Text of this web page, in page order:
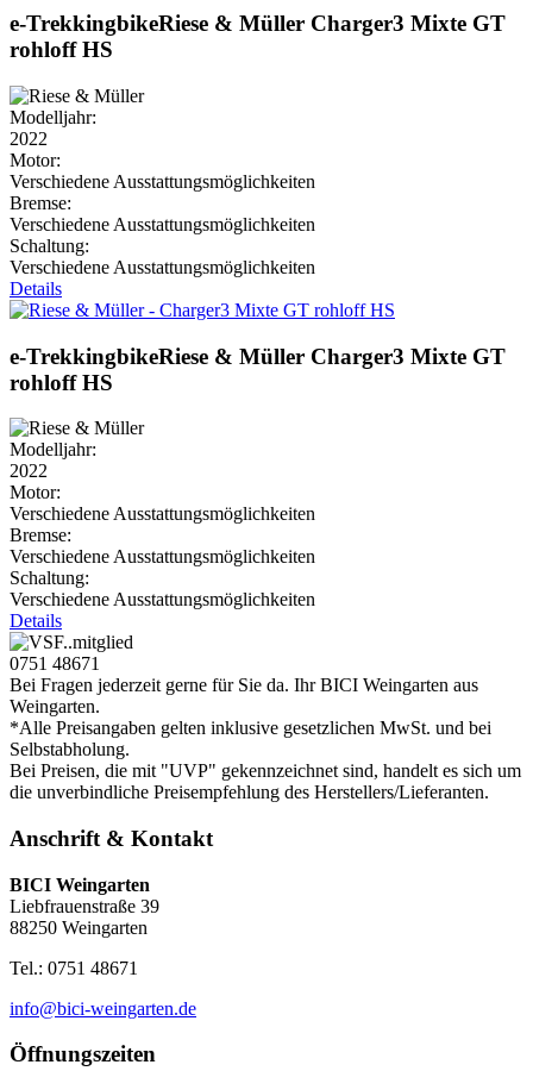
e-TrekkingbikeRiese & Müller Charger3 Mixte GT
rohloff HS
Modelljahr:
2022
Motor:
Verschiedene Ausstattungsmöglichkeiten
Bremse:
Verschiedene Ausstattungsmöglichkeiten
Schaltung:
Verschiedene Ausstattungsmöglichkeiten
Details
e-TrekkingbikeRiese & Müller Charger3 Mixte GT
rohloff HS
Modelljahr:
2022
Motor:
Verschiedene Ausstattungsmöglichkeiten
Bremse:
Verschiedene Ausstattungsmöglichkeiten
Schaltung:
Verschiedene Ausstattungsmöglichkeiten
Details
0751 48671
Bei Fragen jederzeit gerne für Sie da. Ihr BICI Weingarten aus
Weingarten.
*Alle Preisangaben gelten inklusive gesetzlichen MwSt. und bei
Selbstabholung.
Bei Preisen, die mit "UVP" gekennzeichnet sind, handelt es sich um
die unverbindliche Preisempfehlung des Herstellers/Lieferanten.
Anschrift & Kontakt
BICI Weingarten
Liebfrauenstraße 39
88250 Weingarten
Tel.: 0751 48671
info@bici-weingarten.de
Öffnungszeiten